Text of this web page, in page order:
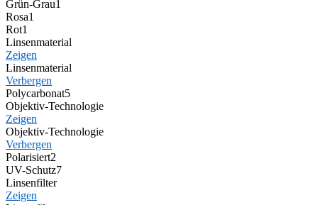
Grün-Grau1
Rosa1
Rot1
Linsenmaterial
Zeigen
Linsenmaterial
Verbergen
Polycarbonat5
Objektiv-Technologie
Zeigen
Objektiv-Technologie
Verbergen
Polarisiert2
UV-Schutz7
Linsenfilter
Zeigen